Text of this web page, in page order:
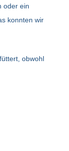
oder ein
konnten wir
obwohl